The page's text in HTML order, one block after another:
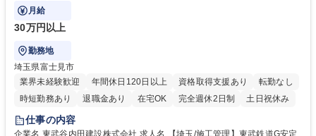
ごころと情熱をカタチに”して頂きます
月給
30万円以上
勤務地
埼玉県富士見市
業界未経験歓迎
年間休日120日以上 資格取得支援あり
転勤なし
時短勤務あり
退職金あり 在宅OK 完全週休2日制 土日祝休み
仕事の内容
企業名 東武谷内田建設株式会社 求人名 【埼玉/施工管理】東武鉄道G安定